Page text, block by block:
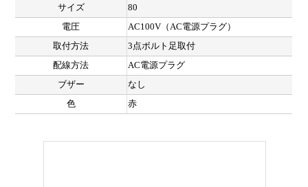
サイズ
80
電圧
AC100V（AC電源プラグ）
取付方法
3点ボルト足取付
配線方法
AC電源プラグ
ブザー
なし
色
赤